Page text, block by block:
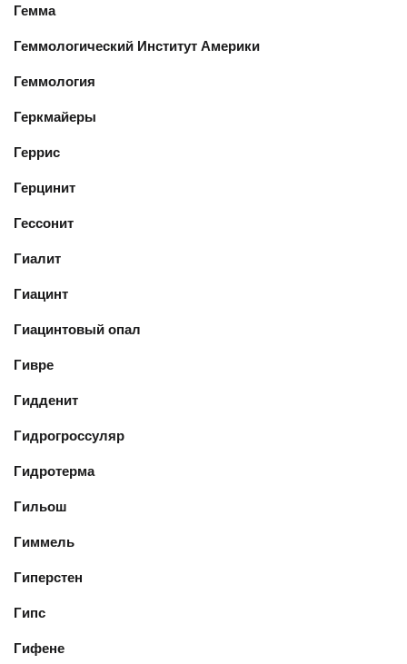
Гемма
Геммологический Институт Америки
Геммология
Геркмайеры
Геррис
Герцинит
Гессонит
Гиалит
Гиацинт
Гиацинтовый опал
Гивре
Гидденит
Гидрогроссуляр
Гидротерма
Гильош
Гиммель
Гиперстен
Гипс
Гифене